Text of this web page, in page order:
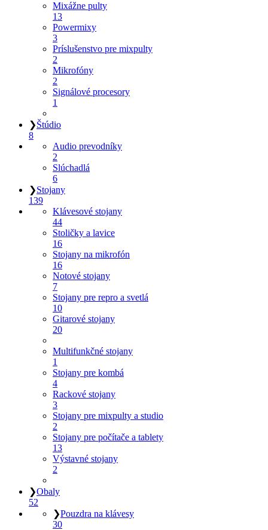
Mixážne pulty
13
Powermixy
3
Príslušenstvo pre mixpulty
2
Mikrofóny
2
Signálové procesory
1
❯Štúdio
8
Audio prevodníky
2
Slúchadlá
6
❯Stojany
139
Klávesové stojany
44
Stoličky a lavice
16
Stojany na mikrofón
16
Notové stojany
7
Stojany pre repro a svetlá
10
Gitarové stojany
20
Multifunkčné stojany
1
Stojany pre kombá
4
Rackové stojany
3
Stojany pre mixpulty a studio
2
Stojany pre počítače a tablety
13
Výstavné stojany
2
❯Obaly
52
❯Pouzdra na klávesy
30